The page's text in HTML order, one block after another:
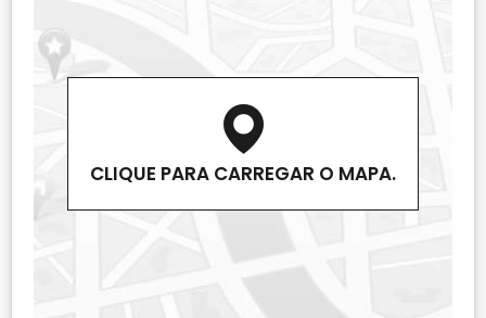
CLIQUE PARA CARREGAR O MAPA.